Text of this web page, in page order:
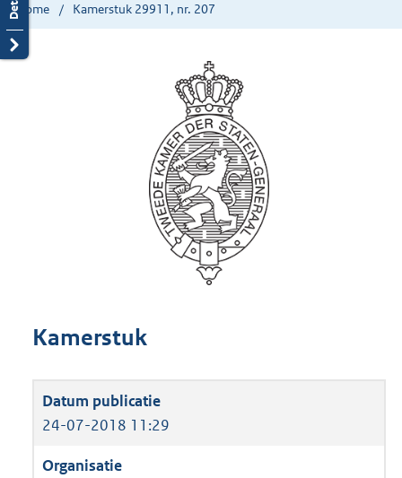
Home Kamerstuk 29911, nr. 207
Kamerstuk
24-07-2018 11:29